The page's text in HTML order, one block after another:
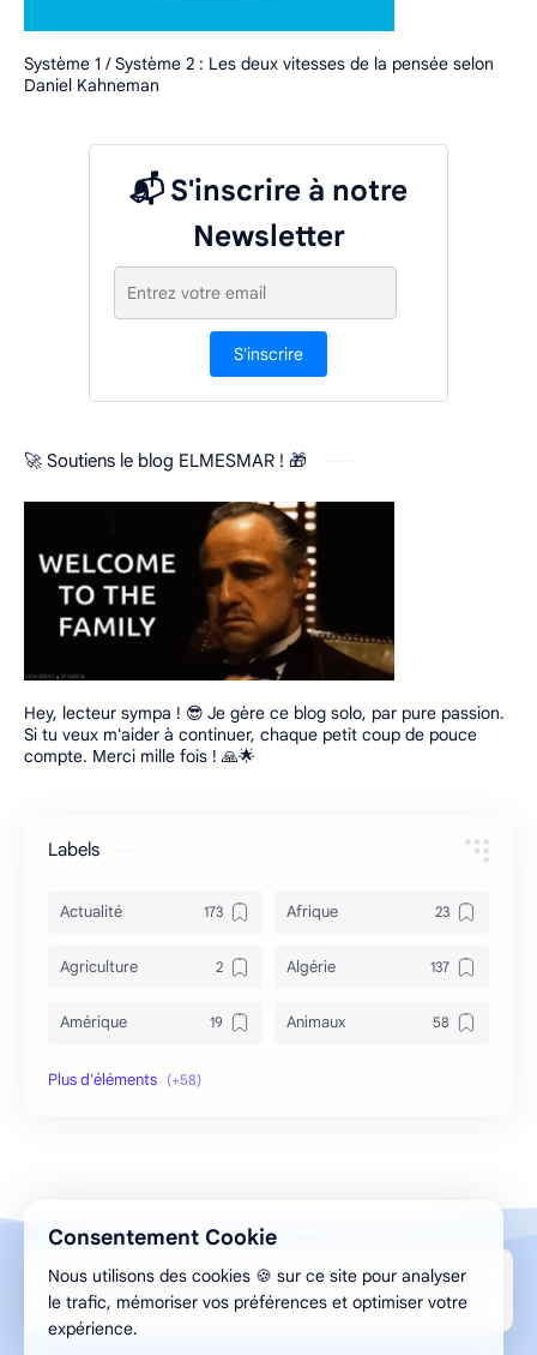
Système 1 / Système 2 : Les deux vitesses de la pensée selon
Daniel Kahneman
📬 S'inscrire à notre
Newsletter
S'inscrire
🚀 Soutiens le blog ELMESMAR ! 🎁
Hey, lecteur sympa ! 😎 Je gère ce blog solo, par pure passion.
Si tu veux m'aider à continuer, chaque petit coup de pouce
compte. Merci mille fois ! 🙏🌟
Labels
Actualité Afrique
Agriculture Algérie
Amérique Animaux
Archéologie
Bon à savoir
Caricature Chine
Consentement Cookie
Nous utilisons des cookies 🍪 sur ce site pour analyser
le trafic, mémoriser vos préférences et optimiser votre
expérience.